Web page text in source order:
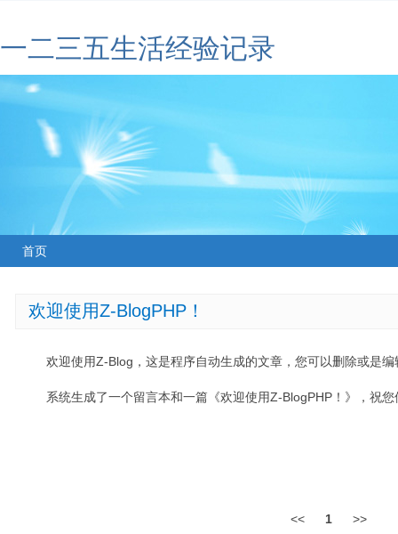
一二三五生活经验记录
首页
欢迎使用Z-BlogPHP！
欢迎使用Z-Blog，这是程序自动生成的文章，您可以删除或是编
系统生成了一个留言本和一篇《欢迎使用Z-BlogPHP！》，祝
<< 1 >>